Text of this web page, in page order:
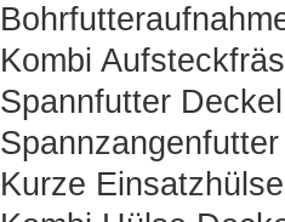
Kombi
Spannfutter
Kurze